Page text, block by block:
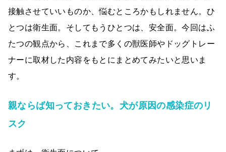
接触させていいものか、悩むところかもしれません。ひ
とつは衛生面。そしてもうひとつは、安全面。今回はふ
たつの観点から、これまで多くの獣医師やドッグトレー
ナーに取材した内容をもとにまとめてみたいと思いま
す。
親ならば知っておきたい。犬が原因の感染症のリ
スク